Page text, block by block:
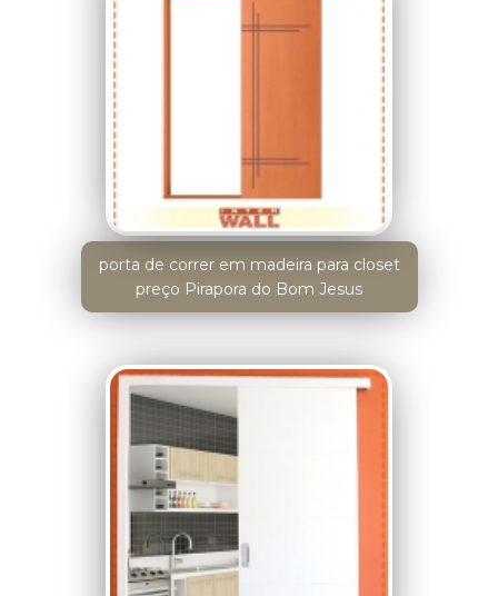
porta de correr em madeira para closet
preço Pirapora do Bom Jesus